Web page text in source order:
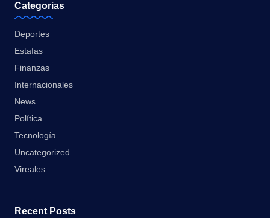
Categorias
Deportes
Estafas
Finanzas
Internacionales
News
Política
Tecnología
Uncategorized
Vireales
Recent Posts